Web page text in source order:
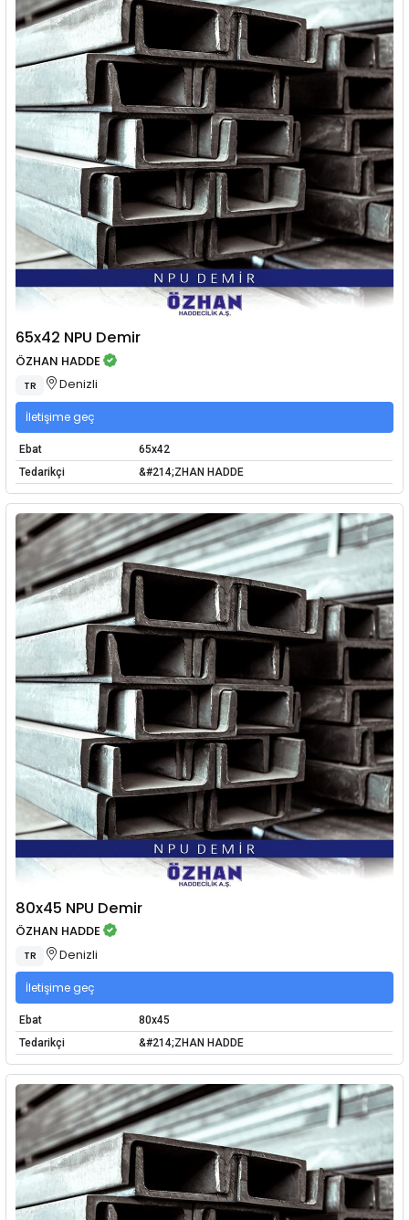
65x42 NPU Demir
ÖZHAN HADDE
TR Denizli
İletişime geç
Ebat
65x42
Tedarikçi
&#214;ZHAN HADDE
80x45 NPU Demir
ÖZHAN HADDE
TR Denizli
İletişime geç
Ebat
80x45
Tedarikçi
&#214;ZHAN HADDE